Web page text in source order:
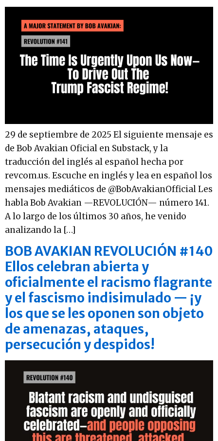
29 de septiembre de 2025 El siguiente mensaje es
de Bob Avakian Oficial en Substack, y la
traducción del inglés al español hecha por
revcom.us. Escuche en inglés y lea en español los
mensajes mediáticos de @BobAvakianOfficial Les
habla Bob Avakian —REVOLUCIÓN— número 141.
A lo largo de los últimos 30 años, he venido
analizando la […]
BOB AVAKIAN REVOLUCIÓN #140
Ellos celebran abierta y
oficialmente el racismo flagrante
y el fascismo indisimulado — ¡y
los que se les oponen son objeto
de amenazas, ataques,
persecución y despidos!